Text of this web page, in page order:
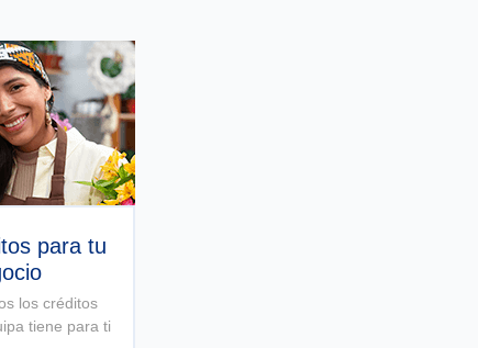
para tu
los créditos
tiene para ti